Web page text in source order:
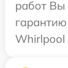
работ
Whirlpool